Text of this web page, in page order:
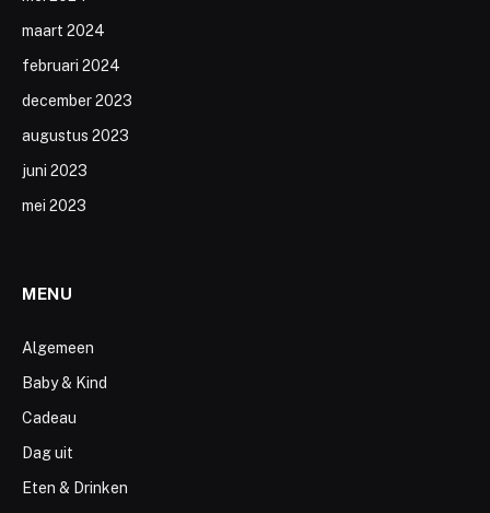
maart 2024
februari 2024
december 2023
augustus 2023
juni 2023
mei 2023
MENU
Algemeen
Baby & Kind
Cadeau
Dag uit
Eten & Drinken